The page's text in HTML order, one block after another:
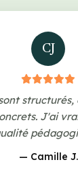
CJ
J'ai
— Camille J.